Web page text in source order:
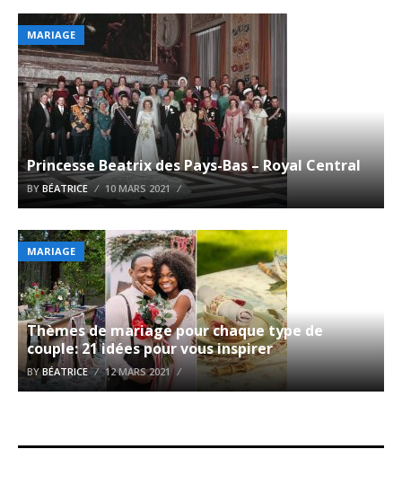
MARIAGE
Princesse Beatrix des Pays-Bas – Royal Central
BY BÉATRICE 10 MARS 2021
MARIAGE
Thèmes de mariage pour chaque type de
couple: 21 idées pour vous inspirer
BYBÉATRICE 12 MARS 2021